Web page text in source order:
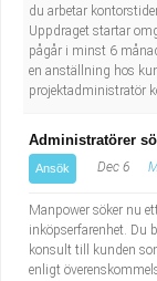
du arbetar
Uppdraget startar
pågår i minst 6
en anställning hos
projektadministratör
Administratörer
Ansök Dec 6
Manpower söker nu
inköpserfarenhet. Du
konsult till kunden
enligt